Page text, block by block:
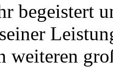
begeistert
weiteren